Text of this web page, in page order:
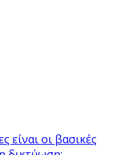
είναι οι βασικές